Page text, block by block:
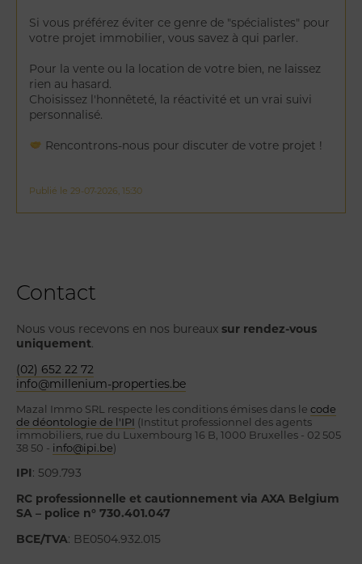
Si vous préférez éviter ce genre de "spécialistes" pour
votre projet immobilier, vous savez à qui parler.
Pour la vente ou la location de votre bien, ne laissez
rien au hasard.
Choisissez l'honnêteté, la réactivité et un vrai suivi
personnalisé.
Rencontrons-nous pour discuter de votre projet !
Publié le 29-07-2026, 15:30
Contact
Nous vous recevons en nos bureaux sur rendez-vous
uniquement.
(02) 652 22 72
info@millenium-properties.be
Mazal Immo SRL respecte les conditions émises dans le code
de déontologie de l'IPI (Institut professionnel des agents
immobiliers, rue du Luxembourg 16 B, 1000 Bruxelles - 02 505
38 50 - info@ipi.be)
IPI: 509.793
RC professionnelle et cautionnement via AXA Belgium
SA – police n° 730.401.047
BCE/TVA: BE0504.932.015